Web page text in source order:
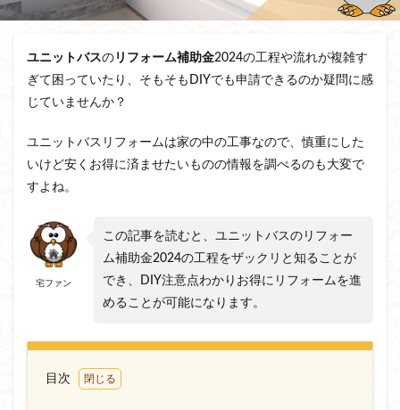
ユニットバスの リフォーム補助金2024の工程や流れが複雑す
ぎて困っていたり、そもそもDIYでも申請できるのか疑問に感
じていませんか？
ユニットバスリフォームは家の中の工事なので、慎重にした
いけど安くお得に済ませたいものの情報を調べるのも大変で
すよね。
宅ファン
この記事を読むと、ユニットバスのリフォー
ム補助金2024の工程をザックリと知ることが
でき、DIY注意点わかりお得にリフォームを進
めることが可能になります。
目次